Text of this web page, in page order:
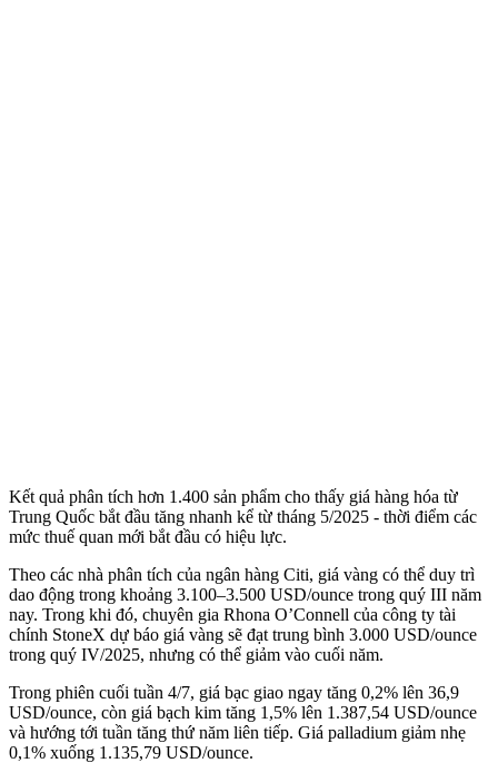
Kết quả phân tích hơn 1.400 sản phẩm cho thấy giá hàng hóa từ
Trung Quốc bắt đầu tăng nhanh kể từ tháng 5/2025 - thời điểm các
mức thuế quan mới bắt đầu có hiệu lực.
Theo các nhà phân tích của ngân hàng Citi, giá vàng có thể duy trì
dao động trong khoảng 3.100–3.500 USD/ounce trong quý III năm
nay. Trong khi đó, chuyên gia Rhona O’Connell của công ty tài
chính StoneX dự báo giá vàng sẽ đạt trung bình 3.000 USD/ounce
trong quý IV/2025, nhưng có thể giảm vào cuối năm.
Trong phiên cuối tuần 4/7, giá bạc giao ngay tăng 0,2% lên 36,9
USD/ounce, còn giá bạch kim tăng 1,5% lên 1.387,54 USD/ounce
và hướng tới tuần tăng thứ năm liên tiếp. Giá palladium giảm nhẹ
0,1% xuống 1.135,79 USD/ounce.